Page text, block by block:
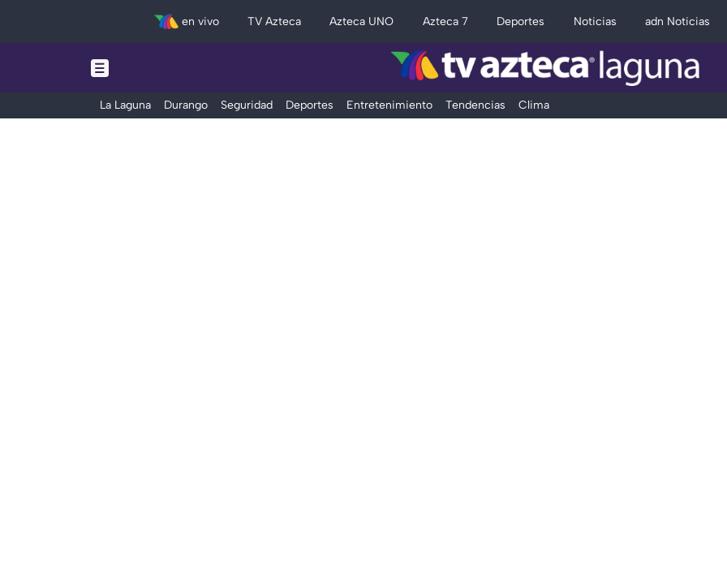
en vivo TV Azteca Azteca UNO Azteca 7 Deportes Noticias adn Noticias
La Laguna Durango Seguridad Deportes Entretenimiento Tendencias Clima